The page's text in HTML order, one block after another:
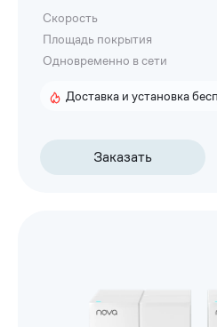
Скорость
Площадь покрытия
Одновременно в сети
Доставка и установка
Заказать